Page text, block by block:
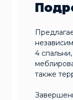
4
также